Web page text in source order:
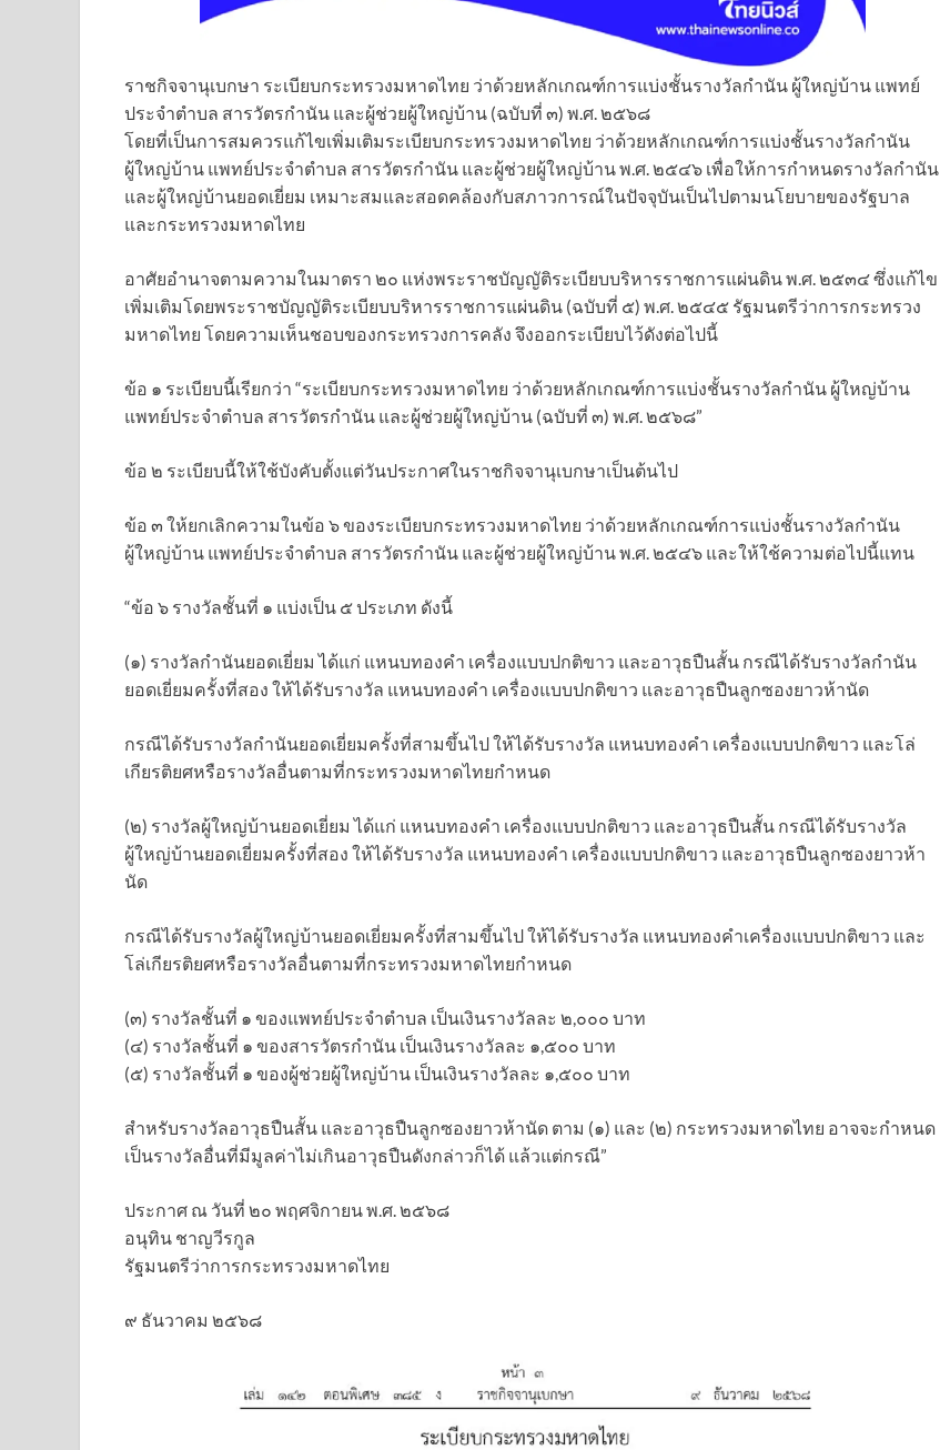
ราชกิจจานุเบกษา ระเบียบกระทรวงมหาดไทย ว่าด้วยหลักเกณฑ์การแบ่งชั้นรางวัลกำนัน ผู้ใหญ่บ้าน แพทย์
ประจำตำบล สารวัตรกำนัน และผู้ช่วยผู้ใหญ่บ้าน (ฉบับที่ ๓) พ.ศ. ๒๕๖๘
โดยที่เป็นการสมควรแก้ไขเพิ่มเติมระเบียบกระทรวงมหาดไทย ว่าด้วยหลักเกณฑ์การแบ่งชั้นรางวัลกำนัน
ผู้ใหญ่บ้าน แพทย์ประจำตำบล สารวัตรกำนัน และผู้ช่วยผู้ใหญ่บ้าน พ.ศ. ๒๕๔๖ เพื่อให้การกำหนดรางวัลกำนัน
และผู้ใหญ่บ้านยอดเยี่ยม เหมาะสมและสอดคล้องกับสภาวการณ์ในปัจจุบันเป็นไปตามนโยบายของรัฐบาล
และกระทรวงมหาดไทย
อาศัยอำนาจตามความในมาตรา ๒๐ แห่งพระราชบัญญัติระเบียบบริหารราชการแผ่นดิน พ.ศ. ๒๕๓๔ ซึ่งแก้ไข
เพิ่มเติมโดยพระราชบัญญัติระเบียบบริหารราชการแผ่นดิน (ฉบับที่ ๕) พ.ศ. ๒๕๔๕ รัฐมนตรีว่าการกระทรวง
มหาดไทย โดยความเห็นชอบของกระทรวงการคลัง จึงออกระเบียบไว้ดังต่อไปนี้
ข้อ ๑ ระเบียบนี้เรียกว่า “ระเบียบกระทรวงมหาดไทย ว่าด้วยหลักเกณฑ์การแบ่งชั้นรางวัลกำนัน ผู้ใหญ่บ้าน
แพทย์ประจำตำบล สารวัตรกำนัน และผู้ช่วยผู้ใหญ่บ้าน (ฉบับที่ ๓) พ.ศ. ๒๕๖๘”
ข้อ ๒ ระเบียบนี้ให้ใช้บังคับตั้งแต่วันประกาศในราชกิจจานุเบกษาเป็นต้นไป
ข้อ ๓ ให้ยกเลิกความในข้อ ๖ ของระเบียบกระทรวงมหาดไทย ว่าด้วยหลักเกณฑ์การแบ่งชั้นรางวัลกำนัน
ผู้ใหญ่บ้าน แพทย์ประจำตำบล สารวัตรกำนัน และผู้ช่วยผู้ใหญ่บ้าน พ.ศ. ๒๕๔๖ และให้ใช้ความต่อไปนี้แทน
“ข้อ ๖ รางวัลชั้นที่ ๑ แบ่งเป็น ๕ ประเภท ดังนี้
(๑) รางวัลกำนันยอดเยี่ยม ได้แก่ แหนบทองคำ เครื่องแบบปกติขาว และอาวุธปืนสั้น กรณีได้รับรางวัลกำนัน
ยอดเยี่ยมครั้งที่สอง ให้ได้รับรางวัล แหนบทองคำ เครื่องแบบปกติขาว และอาวุธปืนลูกซองยาวห้านัด
กรณีได้รับรางวัลกำนันยอดเยี่ยมครั้งที่สามขึ้นไป ให้ได้รับรางวัล แหนบทองคำ เครื่องแบบปกติขาว และโล่
เกียรติยศหรือรางวัลอื่นตามที่กระทรวงมหาดไทยกำหนด
(๒) รางวัลผู้ใหญ่บ้านยอดเยี่ยม ได้แก่ แหนบทองคำ เครื่องแบบปกติขาว และอาวุธปืนสั้น กรณีได้รับรางวัล
ผู้ใหญ่บ้านยอดเยี่ยมครั้งที่สอง ให้ได้รับรางวัล แหนบทองคำ เครื่องแบบปกติขาว และอาวุธปืนลูกซองยาวห้า
นัด
กรณีได้รับรางวัลผู้ใหญ่บ้านยอดเยี่ยมครั้งที่สามขึ้นไป ให้ได้รับรางวัล แหนบทองคำเครื่องแบบปกติขาว และ
โล่เกียรติยศหรือรางวัลอื่นตามที่กระทรวงมหาดไทยกำหนด
(๓) รางวัลชั้นที่ ๑ ของแพทย์ประจำตำบล เป็นเงินรางวัลละ ๒,๐๐๐ บาท
(๔) รางวัลชั้นที่ ๑ ของสารวัตรกำนัน เป็นเงินรางวัลละ ๑,๕๐๐ บาท
(๕) รางวัลชั้นที่ ๑ ของผู้ช่วยผู้ใหญ่บ้าน เป็นเงินรางวัลละ ๑,๕๐๐ บาท
สำหรับรางวัลอาวุธปืนสั้น และอาวุธปืนลูกซองยาวห้านัด ตาม (๑) และ (๒) กระทรวงมหาดไทย อาจจะกำหนด
เป็นรางวัลอื่นที่มีมูลค่าไม่เกินอาวุธปืนดังกล่าวก็ได้ แล้วแต่กรณี”
ประกาศ ณ วันที่ ๒๐ พฤศจิกายน พ.ศ. ๒๕๖๘
อนุทิน ชาญวีรกูล
รัฐมนตรีว่าการกระทรวงมหาดไทย
๙ ธันวาคม ๒๕๖๘